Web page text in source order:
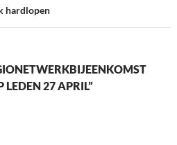
hardlopen
27 APRIL”